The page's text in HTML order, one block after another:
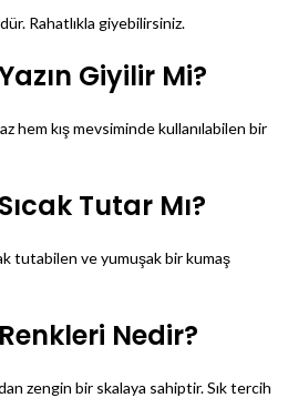
Rahatlıkla giyebilirsiniz.
Giyilir Mi?
hem kış mevsiminde kullanılabilen bir
Tutar Mı?
tutabilen ve yumuşak bir kumaş
Nedir?
zengin bir skalaya sahiptir. Sık tercih